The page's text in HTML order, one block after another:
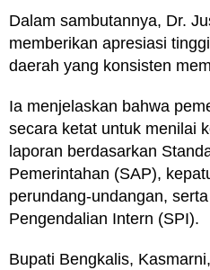
Dalam sambutannya, Dr.
memberikan apresiasi
daerah yang konsisten
Ia menjelaskan bahwa
secara ketat untuk menilai
laporan berdasarkan
Pemerintahan (SAP),
perundang-undangan,
Pengendalian Intern (SPI).
Bupati Bengkalis,